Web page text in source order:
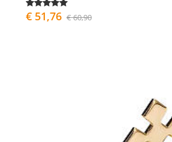
€ 51,76 € 60,90